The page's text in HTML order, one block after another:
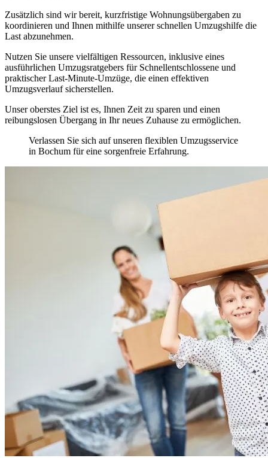
Zusätzlich sind wir bereit, kurzfristige Wohnungsübergaben zu
koordinieren und Ihnen mithilfe unserer schnellen Umzugshilfe die
Last abzunehmen.
Nutzen Sie unsere vielfältigen Ressourcen, inklusive eines
ausführlichen Umzugsratgebers für Schnellentschlossene und
praktischer Last-Minute-Umzüge, die einen effektiven
Umzugsverlauf sicherstellen.
Unser oberstes Ziel ist es, Ihnen Zeit zu sparen und einen
reibungslosen Übergang in Ihr neues Zuhause zu ermöglichen.
Verlassen Sie sich auf unseren flexiblen Umzugsservice
in Bochum für eine sorgenfreie Erfahrung.